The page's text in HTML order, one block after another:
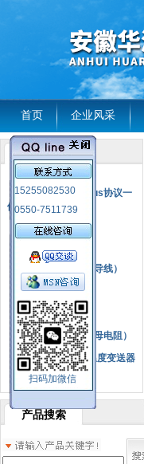
首页 企业风采
15255082530
0550-7511739
扫码加微信
产品列表
风电温度传感器
RS485通讯modbus协议一
体化现场智能仪表
热电偶
热电偶补偿电缆（导线）
振动传感器
热电阻
铂热电阻元件（云母电阻）
SBW系列一体化温度变送器
双金属温度计
产品搜索